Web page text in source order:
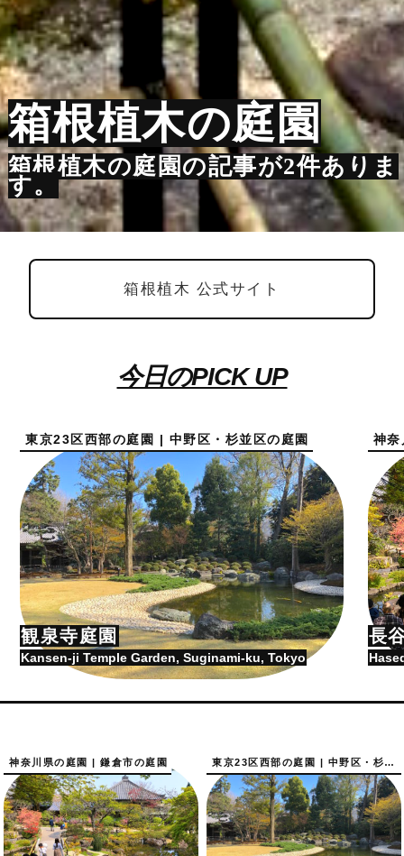
箱根植木の庭園
箱根植木の庭園の記事が2件ありま
す。
箱根植木 公式サイト
今日のPICK UP
東京23区西部の庭園 | 中野区・杉並区の庭園
観泉寺庭園
Kansen-ji Temple Garden, Suginami-ku, Tokyo
神
長
神奈川県の庭園 | 鎌倉市の庭園 東京23区西部の庭園 | 中野区・杉並区の庭園